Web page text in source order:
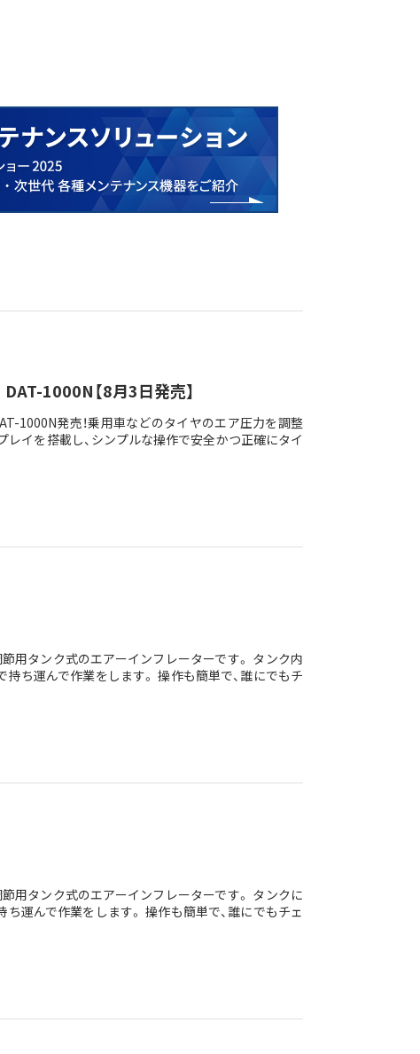
1000N【8月3日発売】
1000N発売！乗用車などのタイヤのエア圧力を調整
レイを搭載し、シンプルな操作で安全かつ正確にタイ
用タンク式のエアーインフレーターです。 タンク内
持ち運んで作業をします。 操作も簡単で、誰にでもチ
用タンク式のエアーインフレーターです。 タンクに
運んで作業をします。 操作も簡単で、誰にでもチェ